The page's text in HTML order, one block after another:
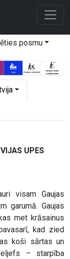
posmu
UPES
visam Gaujas
garumā. Gaujas
met krāsainus
kad zied
koši sārtas un
– starpība